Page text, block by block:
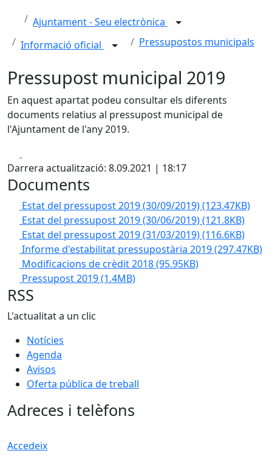
Ajuntament - Seu electrònica
Informació oficial
Pressupostos municipals
Pressupost municipal 2019
En aquest apartat podeu consultar els diferents
documents relatius al pressupost municipal de
l'Ajuntament de l'any 2019.
Darrera actualització: 8.09.2021 | 18:17
Documents
Estat del pressupost 2019 (30/09/2019)(123.47KB)
Estat del pressupost 2019 (30/06/2019)(121.8KB)
Estat del pressupost 2019 (31/03/2019)(116.6KB)
Informe d'estabilitat pressupostària 2019(297.47KB)
Modificacions de crèdit 2018(95.95KB)
Pressupost 2019(1.4MB)
RSS
L'actualitat a un clic
Notícies
Agenda
Avisos
Oferta pública de treball
Adreces i telèfons
Accedeix